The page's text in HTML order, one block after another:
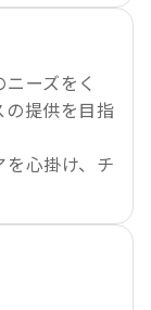
ーズをく
の提供を目指
心掛け、チ